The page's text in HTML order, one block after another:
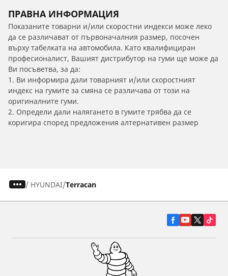
ПРАВНА ИНФОРМАЦИЯ
Показаните товарни и/или скоростни индекси може леко
да се различават от първоначалния размер, посочен
върху табелката на автомобила. Като квалифициран
професионалист, Вашият дистрибутор на гуми ще може да
Ви посъветва, за да:
1. Ви информира дали товарният и/или скоростният
индекс на гумите за смяна се различава от този на
оригиналните гуми.
2. Определи дали налягането в гумите трябва да се
коригира според предложения алтернативен размер
/ HYUNDAI Terracan